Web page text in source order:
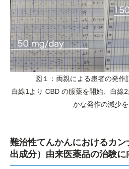
図１：両親による患者の発作
白線1より CBD の服薬を開始、白線
かな発作の減少を
難治性てんかんにおけるカ
出成分）由来医薬品の治験